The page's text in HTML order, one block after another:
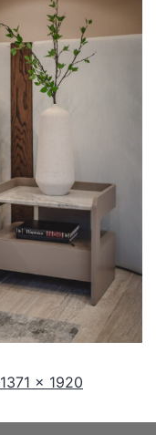
1371 × 1920